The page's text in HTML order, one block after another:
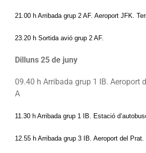
21.00 h Arribada grup 2 AF. Aeroport JFK.
23.20 h Sortida avió grup 2 AF.
Dilluns 25 de juny
09.40 h Arribada grup 1 IB. Aeroport
A
11.30 h Arribada grup 1 IB. Estació
12.55 h Arribada grup 3 IB. Aeroport del Prat.